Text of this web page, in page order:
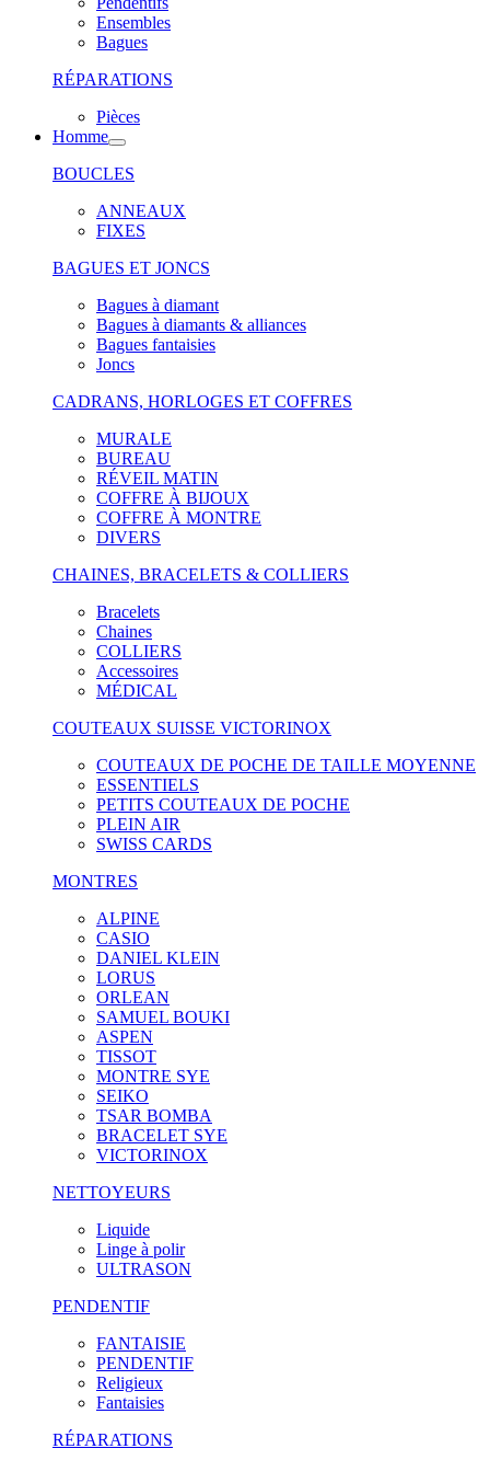
Ensembles
Bagues
RÉPARATIONS
Pièces
Homme
BOUCLES
ANNEAUX
FIXES
BAGUES ET JONCS
Bagues à diamant
Bagues à diamants & alliances
Bagues fantaisies
Joncs
CADRANS, HORLOGES ET COFFRES
MURALE
BUREAU
RÉVEIL MATIN
COFFRE À BIJOUX
COFFRE À MONTRE
DIVERS
CHAINES, BRACELETS & COLLIERS
Bracelets
Chaines
COLLIERS
Accessoires
MÉDICAL
COUTEAUX SUISSE VICTORINOX
COUTEAUX DE POCHE DE TAILLE MOYENNE
ESSENTIELS
PETITS COUTEAUX DE POCHE
PLEIN AIR
SWISS CARDS
MONTRES
ALPINE
CASIO
DANIEL KLEIN
LORUS
ORLEAN
SAMUEL BOUKI
ASPEN
TISSOT
MONTRE SYE
SEIKO
TSAR BOMBA
BRACELET SYE
VICTORINOX
NETTOYEURS
Liquide
Linge à polir
ULTRASON
PENDENTIF
FANTAISIE
PENDENTIF
Religieux
Fantaisies
RÉPARATIONS